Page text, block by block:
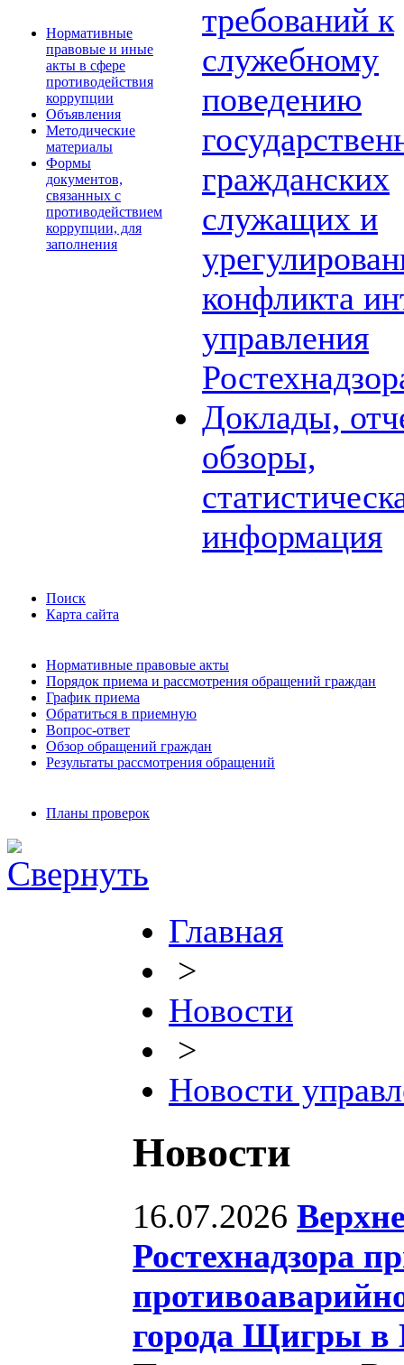
Нормативные
правовые и иные
акты в сфере
противодействия
коррупции
Объявления
Методические
материалы
Формы
документов,
связанных с
противодействием
коррупции, для
заполнения
требований к
служебному
поведению
гражданских
служащих и
конфликта
управления
Доклады,
обзоры,
информация
Поиск
Карта сайта
Нормативные правовые акты
Порядок приема и рассмотрения обращений граждан
График приема
Обратиться в приемную
Вопрос-ответ
Обзор обращений граждан
Результаты рассмотрения обращений
Планы проверок
Главная
>
Новости
>
Новости
Новости
16.07.2026
Ростехнадзора
города Щигры в